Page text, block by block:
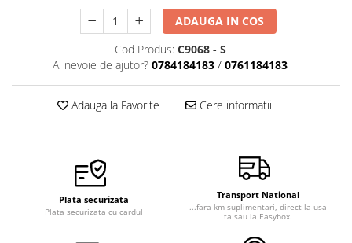
ADAUGA IN COS
Cod Produs: C9068 - S
Ai nevoie de ajutor? 0784184183 / 0761184183
Adauga la Favorite Cere informatii
Plata securizata
Plata securizata cu cardul
Transport National
...fara km suplimentari, direct la usa
ta sau la Easybox.